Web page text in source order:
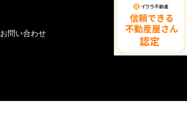
お問い合わせ